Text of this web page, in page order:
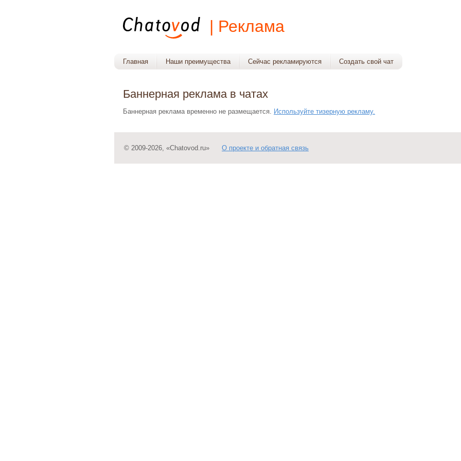
| Реклама
Главная Наши преимущества Сейчас рекламируются Создать свой чат
Баннерная реклама в чатах
Баннерная реклама временно не размещается. Используйте тизерную рекламу.
© 2009-2026, «Chatovod.ru» О проекте и обратная связь